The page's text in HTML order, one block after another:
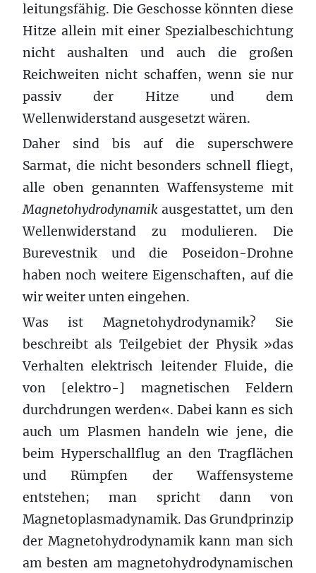
leitungsfähig. Die Geschosse könnten diese
Hitze allein mit einer Spezialbeschichtung
nicht aushalten und auch die großen
Reichweiten nicht schaffen, wenn sie nur
passiv der Hitze und dem
Wellenwiderstand ausgesetzt wären.
Daher sind bis auf die superschwere
Sarmat, die nicht besonders schnell fliegt,
alle oben genannten Waffensysteme mit
Magnetohydrodynamikausgestattet, um den
Wellenwiderstand zu modulieren. Die
Burevestnik und die Poseidon-Drohne
haben noch weitere Eigenschaften, auf die
wir weiter unten eingehen.
Was ist Magnetohydrodynamik? Sie
beschreibt als Teilgebiet der Physik »das
Verhalten elektrisch leitender Fluide, die
von [elektro-] magnetischen Feldern
durchdrungen werden«. Dabei kann es sich
auch um Plasmen handeln wie jene, die
beim Hyperschallflug an den Tragflächen
und Rümpfen der Waffensysteme
entstehen; man spricht dann von
Magnetoplasmadynamik. Das Grundprinzip
der Magnetohydrodynamik kann man sich
am besten am magnetohydrodynamischen